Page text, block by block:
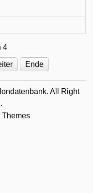
4
Ende
All Right
Themes